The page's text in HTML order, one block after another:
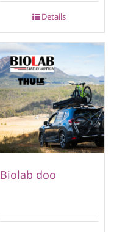
Details
Biolab doo